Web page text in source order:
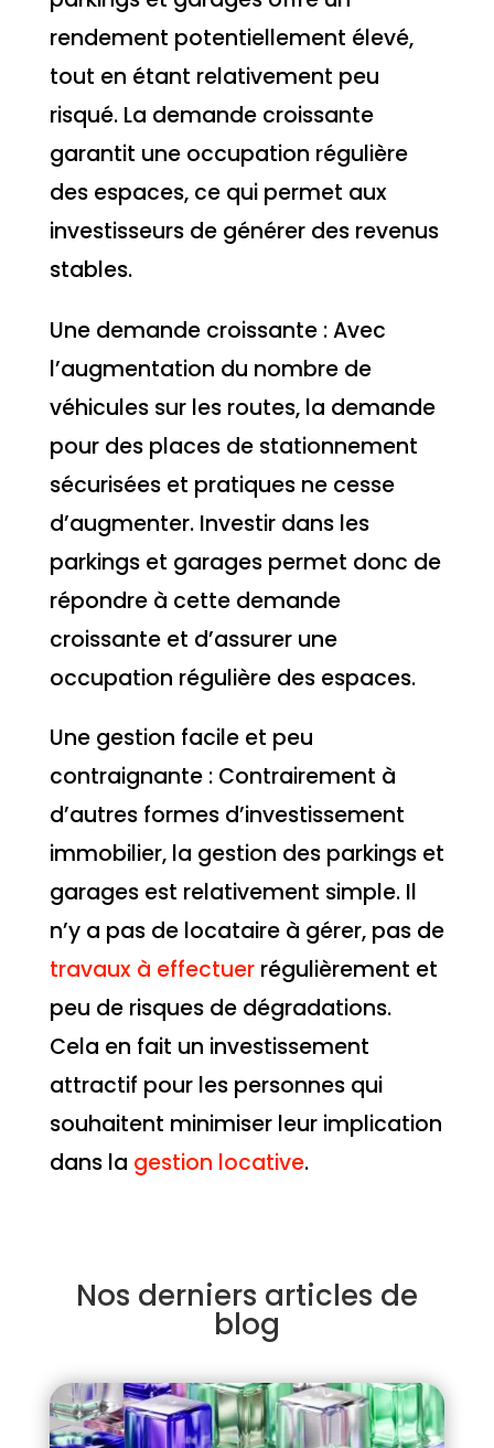
rendement potentiellement élevé,
tout en étant relativement peu
risqué. La demande croissante
garantit une occupation régulière
des espaces, ce qui permet aux
investisseurs de générer des revenus
stables.
Une demande croissante : Avec
l’augmentation du nombre de
véhicules sur les routes, la demande
pour des places de stationnement
sécurisées et pratiques ne cesse
d’augmenter. Investir dans les
parkings et garages permet donc de
répondre à cette demande
croissante et d’assurer une
occupation régulière des espaces.
Une gestion facile et peu
contraignante : Contrairement à
d’autres formes d’investissement
immobilier, la gestion des parkings et
garages est relativement simple. Il
n’y a pas de locataire à gérer, pas de
travaux à effectuerrégulièrement et
peu de risques de dégradations.
Cela en fait un investissement
attractif pour les personnes qui
souhaitent minimiser leur implication
dans la gestion locative.
Nos derniers articles de
blog